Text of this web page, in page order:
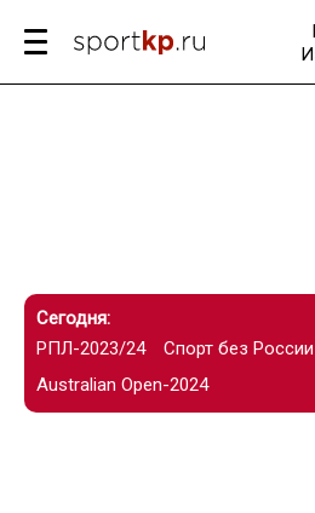
Сегодня:
РПЛ-2023/24
Спорт без России
Australian Open-2024